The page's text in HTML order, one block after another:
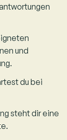
und
du bei
steht dir eine